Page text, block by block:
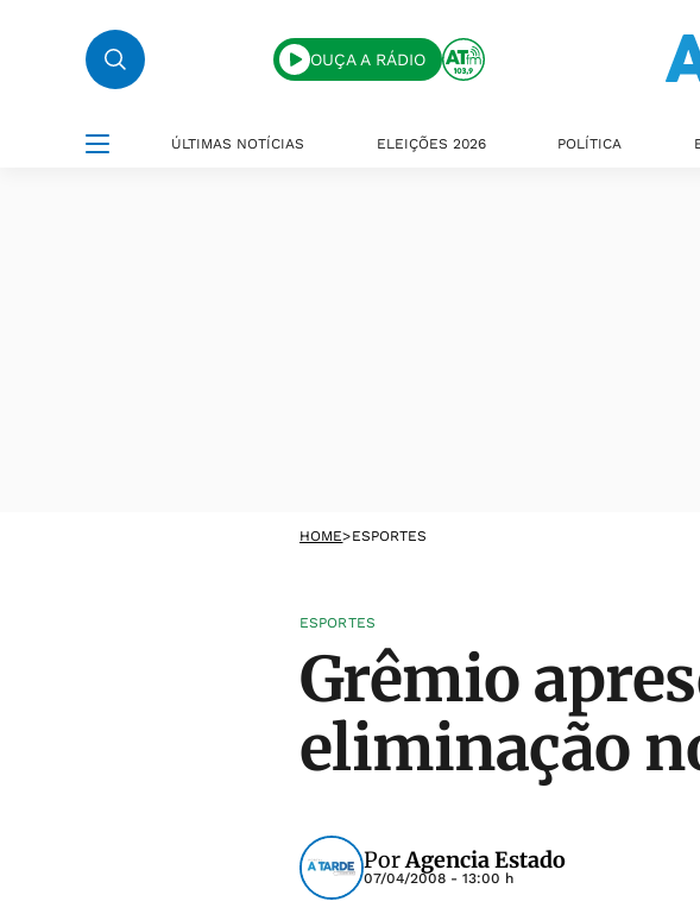
OUÇA A RÁDIO
ÚLTIMAS NOTÍCIAS ELEIÇÕES 2026 POLÍTICA
HOME>ESPORTES
ESPORTES
Grêmio
eliminação
PorAgencia Estado
07/04/2008 - 13:00 h